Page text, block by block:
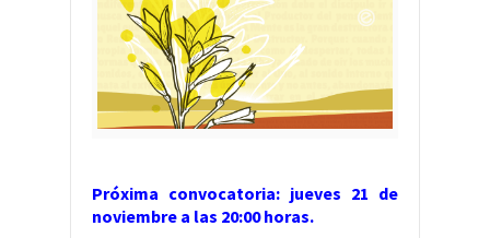
Próxima convocatoria: jueves 21 de
noviembre a las 20:00 horas.